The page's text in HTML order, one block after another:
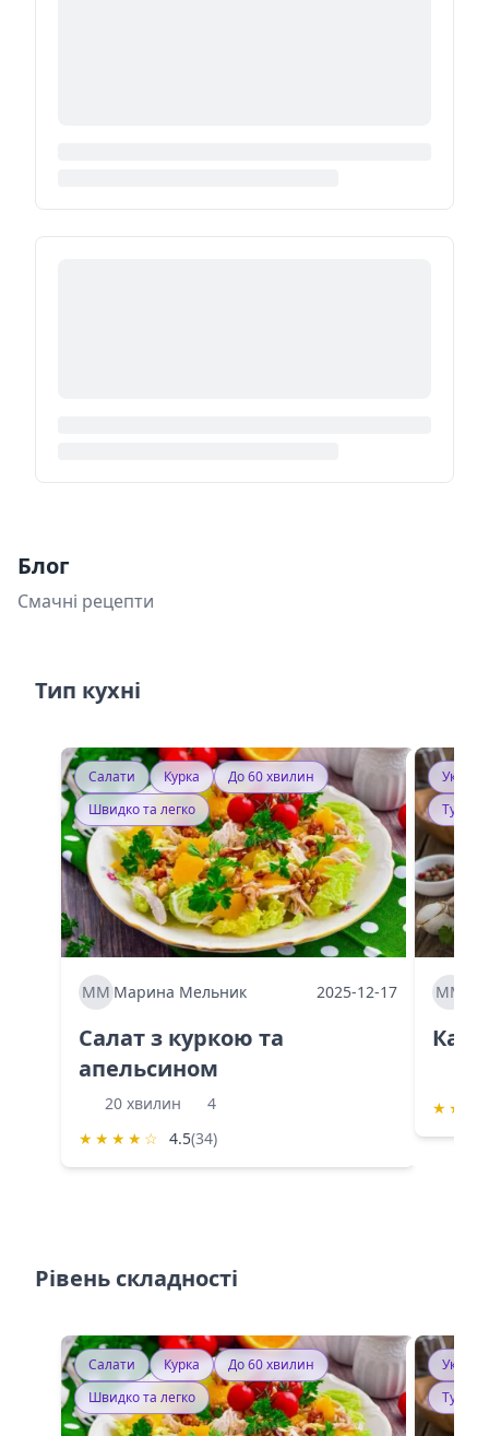
Блог
Смачні рецепти
Тип кухні
Салати Курка
До 60 хвилин
Швидко та легко
ММ Марина Мельник 2025-12-17
Салат з куркою та
апельсином
20 хвилин
4
★ ★ ★ ★ ☆ 4.5(34)
ММ
★ ★
Рівень складності
Салати Курка
До 60 хвилин
Швидко та легко